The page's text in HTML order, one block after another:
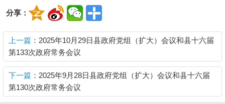
分享：
上一篇 ：2025年10月29日县政府党组（扩大）会议和县十六届
第133次政府常务会议
下一篇 ：2025年9月28日县政府党组（扩大）会议和县十六届
第130次政府常务会议